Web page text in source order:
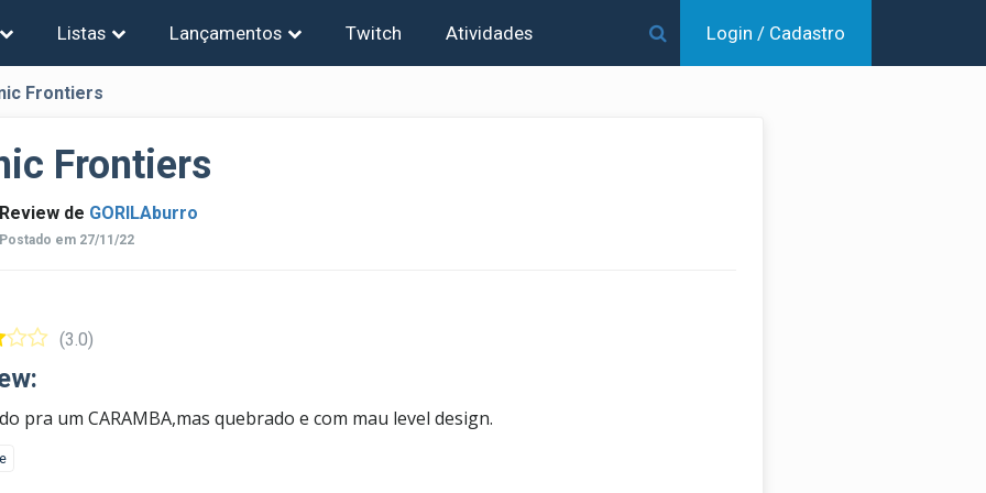
Listas Lançamentos Twitch Atividades Login / Cadastro
Frontiers
Frontiers
Review de GORILAburro
Postado em 27/11/22
(3.0)
pra um CARAMBA,mas quebrado e com mau level design.